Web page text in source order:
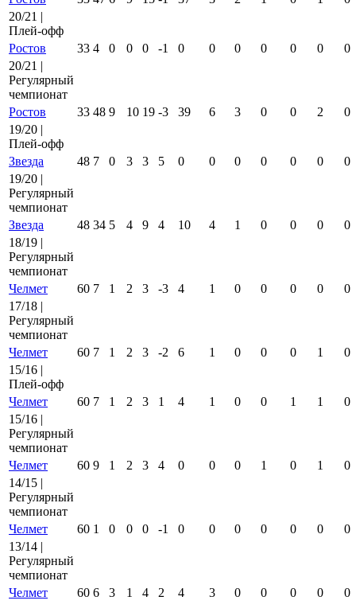
20/21 |
Плей-офф
Ростов
33 4 0 0 0 -1 0 0 0 0 0 0
0
20/21 |
Регулярный
чемпионат
Ростов
33 48 9 10 19 -3 39 6 3 0 0 2
0
19/20 |
Плей-офф
Звезда
48 7 0 3 3 5 0 0 0 0 0 0
0
19/20 |
Регулярный
чемпионат
Звезда
48 34 5 4 9 4 10 4 1 0 0 0
0
18/19 |
Регулярный
чемпионат
Челмет
60 7 1 2 3 -3 4 1 0 0 0 0
0
17/18 |
Регулярный
чемпионат
Челмет
60 7 1 2 3 -2 6 1 0 0 0 1
0
15/16 |
Плей-офф
Челмет
60 7 1 2 3 1 4 1 0 0 1 1
0
15/16 |
Регулярный
чемпионат
Челмет
60 9 1 2 3 4 0 0 0 1 0 1
0
14/15 |
Регулярный
чемпионат
Челмет
60 1 0 0 0 -1 0 0 0 0 0 0
0
13/14 |
Регулярный
чемпионат
Челмет
60 6 3 1 4 2 4 3 0 0 0 0 0